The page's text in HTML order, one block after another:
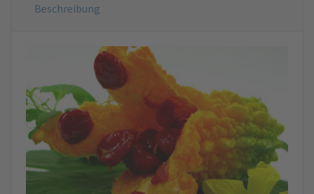
Beschreibung